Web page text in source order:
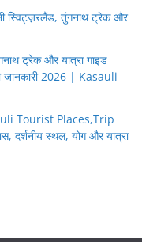
स्विट्ज़रलैंड, तुंगनाथ ट्रेक और
ट्रेक और यात्रा गाइड
जानकारी 2026 | Kasauli
Tourist Places,Trip
दर्शनीय स्थल, योग और यात्रा